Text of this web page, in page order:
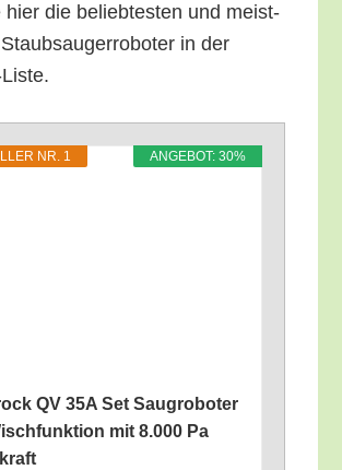
hier die belieb­tes­ten und meist­
in der
ANGE­BOT: 30%
NR. 1
QV 35A Set Saug­ro­bo­ter
mit 8.000 Pa